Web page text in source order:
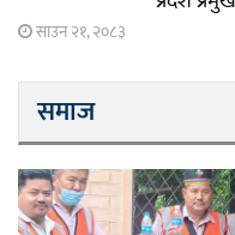
साउन २१, २०८३
समाज